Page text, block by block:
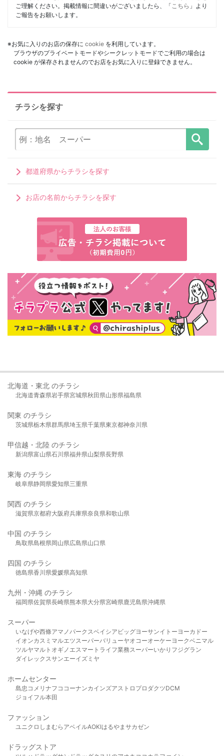
ご理解ください。掲載情報に間違いがございましたら、「 こちら 」より
ご報告をお願いします。
※お気に入りのお店の保存に cookie を利用しています。
ブラウザのプライベートモードやシークレットモードでご利用の場合は
cookie が保存されませんのでお店をお気に入りに登録できません。
チラシを探す
都道府県からチラシを探す
お店の名前からチラシを探す
北海道・東北 のチラシ
北海道青森県岩手県宮城県秋田県山形県福島県
関東 のチラシ
茨城県栃木県群馬県埼玉県千葉県東京都神奈川県
甲信越・北陸 のチラシ
新潟県富山県石川県福井県山梨県長野県
東海 のチラシ
岐阜県静岡県愛知県三重県
関西 のチラシ
滋賀県京都府大阪府兵庫県奈良県和歌山県
中国 のチラシ
鳥取県島根県岡山県広島県山口県
四国 のチラシ
徳島県香川県愛媛県高知県
九州・沖縄 のチラシ
福岡県佐賀県長崎県熊本県大分県宮崎県鹿児島県沖縄県
スーパー
いなげや西條アマノパークスベイシア ビッグヨーサンイトーヨーカドー
イオンカスミ マルエツスーパーバリューヤオコーオーケー ヨークベニマル
ツルヤマルト オギノ エスマート ライフ業務スーパーいかり フジグラン
ダイレックスサンエーイズミヤ
ホームセンター
島忠 コメリ ナフコ コーナンカインズアストロプロダクツDCM
ジョイフル本田
ファッション
ユニクロ しまむら アベイルAOKIはるやま サカゼン
ドラッグストア